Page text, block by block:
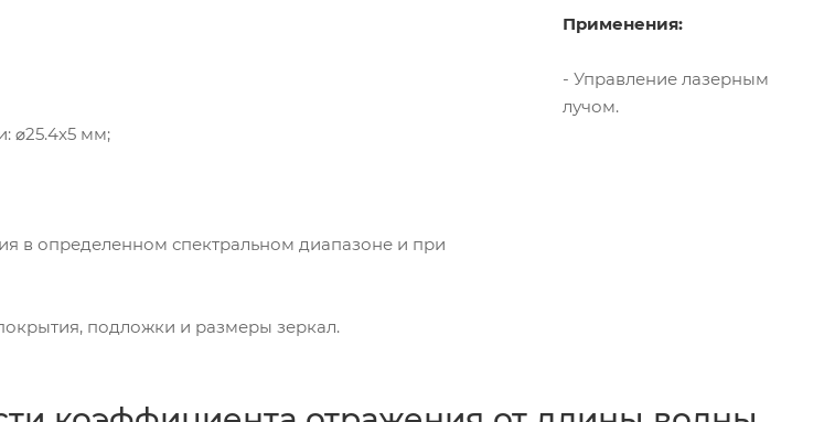
⌀25.4x5 мм;
в определенном спектральном диапазоне и при
подложки и размеры зеркал.
Применения:
- Управление лазерным
лучом.